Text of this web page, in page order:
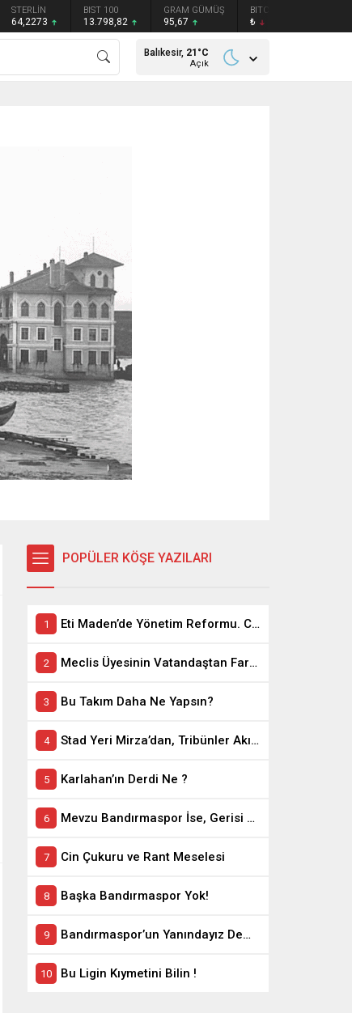
STERLİN
64,2273
BIST 100
13.798,82
GRAM GÜMÜŞ
95,67
BITCOIN
₺
Balıkesir, 21 °C
Açık
POPÜLER KÖŞE YAZILARI
Eti Maden’de Yönetim Reformu. CEO Modeli’nde Kadro / Taşeron İşçilik Ayrımı Kalkıyor
Meclis Üyesinin Vatandaştan Farkı Ne ?
Bu Takım Daha Ne Yapsın?
Stad Yeri Mirza’dan, Tribünler Akın’dan: Geriye Bakanlık Kaldı.
Karlahan’ın Derdi Ne ?
Mevzu Bandırmaspor İse, Gerisi Teferruattır
Cin Çukuru ve Rant Meselesi
Başka Bandırmaspor Yok!
Bandırmaspor’un Yanındayız Demekle Olmuyor!
Bu Ligin Kıymetini Bilin !